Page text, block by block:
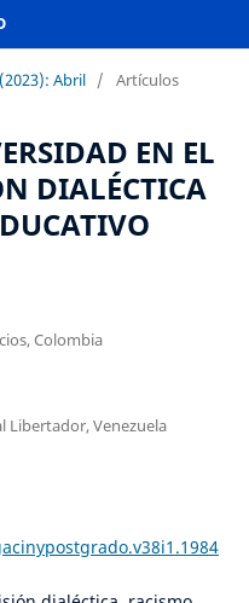
Abril / Artículos
EN EL
DIALÉCTICA
Colombia
Libertador, Venezuela